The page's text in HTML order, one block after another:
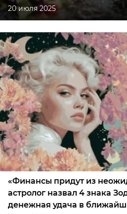
20 июля 2025
«Финансы придут из
астролог назвал 4 знака
денежная удача в